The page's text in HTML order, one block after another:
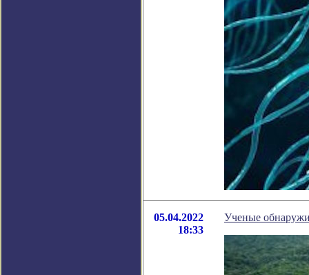
05.04.2022
18:33
Ученые